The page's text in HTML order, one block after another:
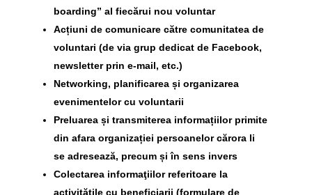
boarding” al fiecărui nou voluntar
Acțiuni de comunicare către comunitatea de
voluntari (de via grup dedicat de Facebook,
newsletter prin e-mail, etc.)
Networking, planificarea și organizarea
evenimentelor cu voluntarii
Preluarea și transmiterea informațiilor primite
din afara organizației persoanelor cărora li
se adresează, precum și în sens invers
Colectarea informaţiilor referitoare la
activităţile cu beneficiarii (formulare de